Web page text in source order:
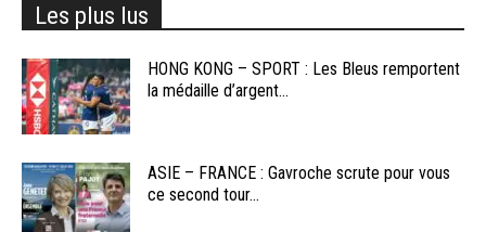
Les plus lus
HONG KONG – SPORT : Les Bleus remportent
la médaille d’argent...
ASIE – FRANCE : Gavroche scrute pour vous
ce second tour...